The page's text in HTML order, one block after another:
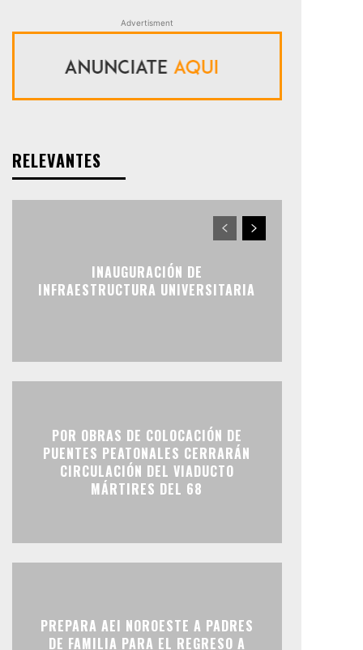
Advertisment
RELEVANTES
INAUGURACIÓN DE
INFRAESTRUCTURA UNIVERSITARIA
POR OBRAS DE COLOCACIÓN DE
PUENTES PEATONALES CERRARÁN
CIRCULACIÓN DEL VIADUCTO
MÁRTIRES DEL 68
PREPARA AEI NOROESTE A PADRES
DE FAMILIA PARA EL REGRESO A